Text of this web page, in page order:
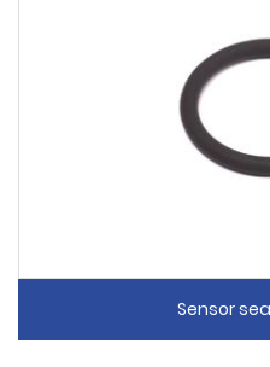
Sensor